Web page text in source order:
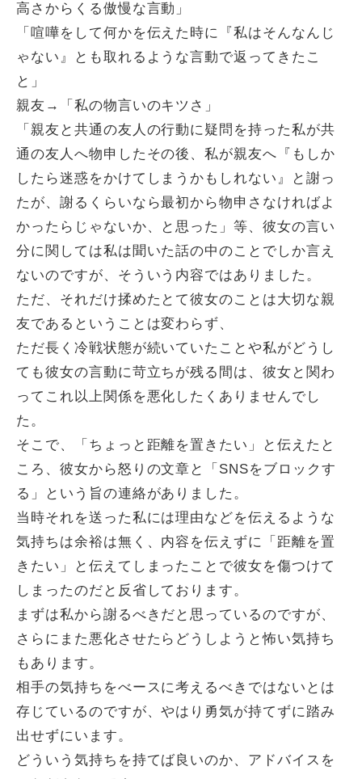
高さからくる傲慢な言動」
「喧嘩をして何かを伝えた時に『私はそんなんじ
ゃない』とも取れるような言動で返ってきたこ
と」
親友→「私の物言いのキツさ」
「親友と共通の友人の行動に疑問を持った私が共
通の友人へ物申したその後、私が親友へ『もしか
したら迷惑をかけてしまうかもしれない』と謝っ
たが、謝るくらいなら最初から物申さなければよ
かったらじゃないか、と思った」等、彼女の言い
分に関しては私は聞いた話の中のことでしか言え
ないのですが、そういう内容ではありました。
ただ、それだけ揉めたとて彼女のことは大切な親
友であるということは変わらず、
ただ長く冷戦状態が続いていたことや私がどうし
ても彼女の言動に苛立ちが残る間は、彼女と関わ
ってこれ以上関係を悪化したくありませんでし
た。
そこで、「ちょっと距離を置きたい」と伝えたと
ころ、彼女から怒りの文章と「SNSをブロックす
る」という旨の連絡がありました。
当時それを送った私には理由などを伝えるような
気持ちは余裕は無く、内容を伝えずに「距離を置
きたい」と伝えてしまったことで彼女を傷つけて
しまったのだと反省しております。
まずは私から謝るべきだと思っているのですが、
さらにまた悪化させたらどうしようと怖い気持ち
もあります。
相手の気持ちをべースに考えるべきではないとは
存じているのですが、やはり勇気が持てずに踏み
出せずにいます。
どういう気持ちを持てば良いのか、アドバイスを